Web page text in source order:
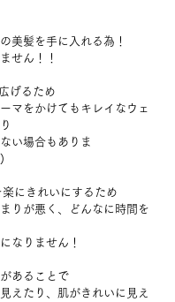
美髪を手に入れる為！
ません！！
げるため
マをかけてもキレイなウェ
い場合もありま
楽にきれいにするため
りが悪く、どんなに時間を
なりません！
あることで
えたり、肌がきれいに見え